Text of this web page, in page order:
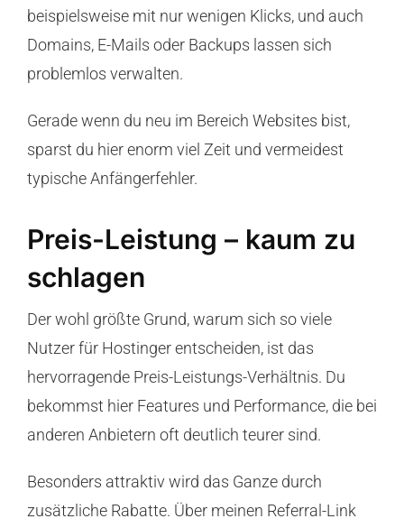
beispielsweise mit nur wenigen Klicks, und auch
Domains, E-Mails oder Backups lassen sich
problemlos verwalten.
Gerade wenn du neu im Bereich Websites bist,
sparst du hier enorm viel Zeit und vermeidest
typische Anfängerfehler.
Preis-Leistung – kaum zu
schlagen
Der wohl größte Grund, warum sich so viele
Nutzer für Hostinger entscheiden, ist das
hervorragende Preis-Leistungs-Verhältnis. Du
bekommst hier Features und Performance, die bei
anderen Anbietern oft deutlich teurer sind.
Besonders attraktiv wird das Ganze durch
zusätzliche Rabatte. Über meinen Referral-Link